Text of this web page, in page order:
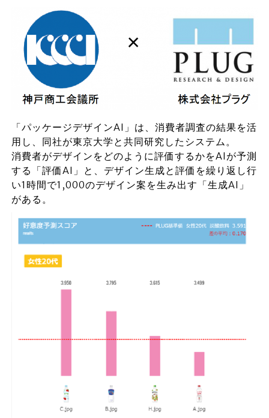
「パッケージデザインAI」は、消費者調査の結果を活
用し、同社が東京大学と共同研究したシステム。
消費者がデザインをどのように評価するかをAIが予測
する「評価AI」と、デザイン生成と評価を繰り返し行
い1時間で1,000のデザイン案を生み出す「生成AI」
がある。